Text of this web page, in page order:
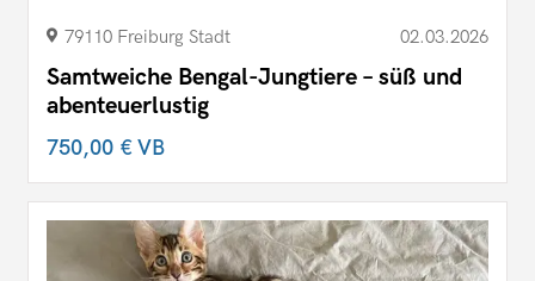
79110 Freiburg Stadt 02.03.2026
Samtweiche Bengal-Jungtiere – süß und
abenteuerlustig
750,00 €VB